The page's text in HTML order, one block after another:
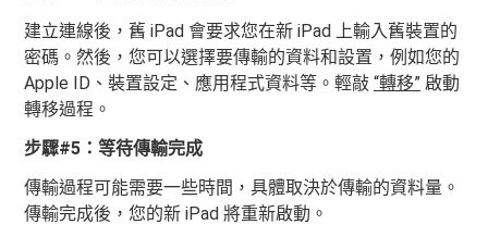
建立連線後，舊 iPad 會要求您在新 iPad 上輸入舊裝置的
密碼。然後，您可以選擇要傳​​輸的資料和設置，例如您的
Apple ID、裝置設定、應用程式資料等。輕敲“轉移” 啟動
轉移過程。
步驟#5：等待傳輸完成
傳輸過程可能需要一些時間，具體取決於傳輸的資料量。
傳輸完成後，您的新 iPad 將重新啟動。